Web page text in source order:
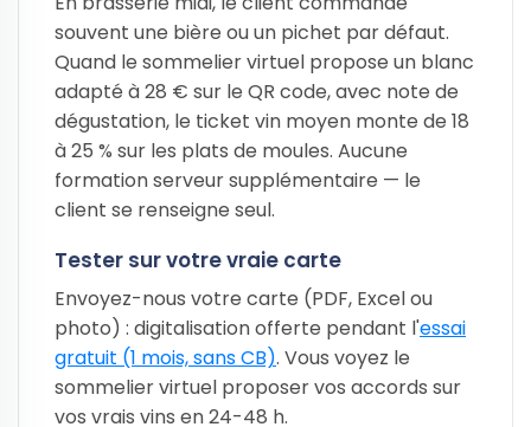
souvent une bière ou un pichet par défaut.
Quand le sommelier virtuel propose un blanc
adapté à 28 € sur le QR code, avec note de
dégustation, le ticket vin moyen monte de 18
à 25 % sur les plats de moules. Aucune
formation serveur supplémentaire — le
client se renseigne seul.
Tester sur votre vraie carte
Envoyez-nous votre carte (PDF, Excel ou
photo) : digitalisation offerte pendant l'essai
gratuit (1 mois, sans CB). Vous voyez le
sommelier virtuel proposer vos accords sur
vos vrais vins en 24-48 h.